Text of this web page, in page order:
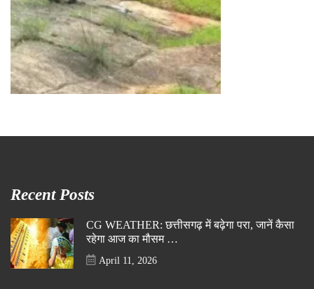
Recent Posts
CG WEATHER: छत्तीसगढ़ में बढ़ेगा परा, जानें कैसा
रहेगा आज का मौसम …
April 11, 2026